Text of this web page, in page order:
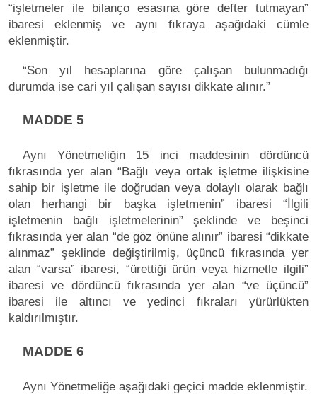
“işletmeler ile bilanço esasına göre defter tutmayan”
ibaresi eklenmiş ve aynı fıkraya aşağıdaki cümle
eklenmiştir.
“Son yıl hesaplarına göre çalışan bulunmadığı
durumda ise cari yıl çalışan sayısı dikkate alınır.”
MADDE 5
Aynı Yönetmeliğin 15 inci maddesinin dördüncü
fıkrasında yer alan “Bağlı veya ortak işletme ilişkisine
sahip bir işletme ile doğrudan veya dolaylı olarak bağlı
olan herhangi bir başka işletmenin” ibaresi “İlgili
işletmenin bağlı işletmelerinin” şeklinde ve beşinci
fıkrasında yer alan “de göz önüne alınır” ibaresi “dikkate
alınmaz” şeklinde değiştirilmiş, üçüncü fıkrasında yer
alan “varsa” ibaresi, “ürettiği ürün veya hizmetle ilgili”
ibaresi ve dördüncü fıkrasında yer alan “ve üçüncü”
ibaresi ile altıncı ve yedinci fıkraları yürürlükten
kaldırılmıştır.
MADDE 6
Aynı Yönetmeliğe aşağıdaki geçici madde eklenmiştir.